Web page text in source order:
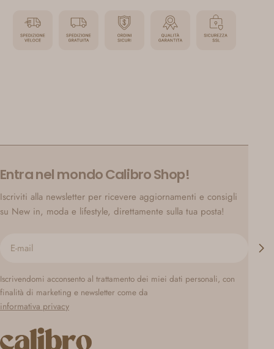
Entra nel mondo Calibro Shop!
Iscriviti alla newsletter per ricevere aggiornamenti e consigli
su New in, moda e lifestyle, direttamente sulla tua posta!
mail
Iscrivendomi acconsento al trattamento dei miei dati personali, con
finalità di marketing e newsletter come da
informativa privacy